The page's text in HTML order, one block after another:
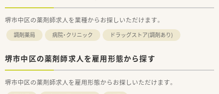
堺市中区の薬剤師求人を業種からお探しいただけます。
調剤薬局 病院・クリニック ドラッグストア(調剤あり)
堺市中区の薬剤師求人を雇用形態から探す
堺市中区の薬剤師求人を雇用形態からお探しいただけます。